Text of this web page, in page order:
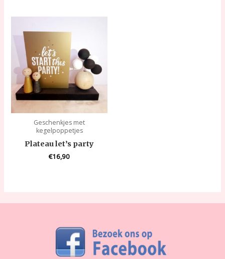
Geschenkjes met
kegelpoppetjes
Plateau let’s party
€16,90